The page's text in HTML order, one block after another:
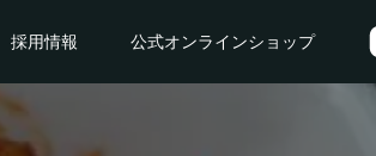
採用情報 公式オンラインショップ